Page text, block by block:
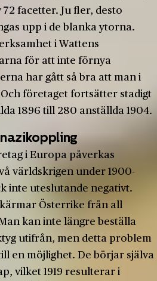
facetter. Ju fler, desto
upp i de blanka ytorna.
i Wattens
för att inte förnya
har gått så bra att man i
företaget fortsätter stadigt
1896 till 280 anställda 1904.
i Europa påverkas
världskrigen under 1900-
inte uteslutande negativt.
Österrike från all
kan inte längre beställa
utifrån, men detta problem
en möjlighet. De börjar själva
vilket 1919 resulterar i